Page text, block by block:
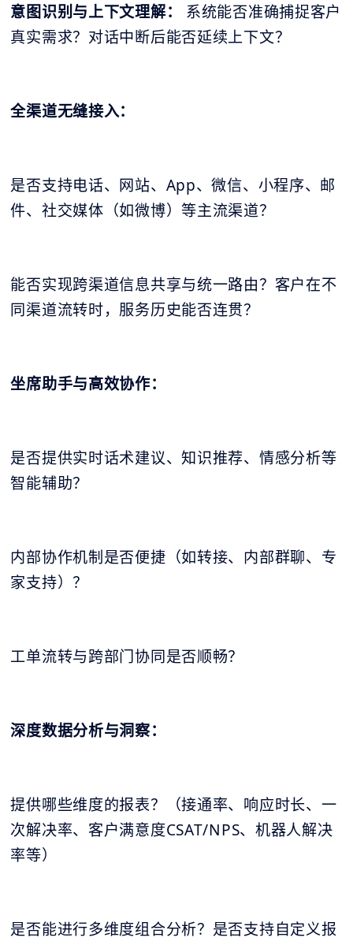
意图识别与上下文理解： 系统能否准确捕捉客户
真实需求？对话中断后能否延续上下文？
全渠道无缝接入：
是否支持电话、网站、App、微信、小程序、邮
件、社交媒体（如微博）等主流渠道？
能否实现跨渠道信息共享与统一路由？客户在不
同渠道流转时，服务历史能否连贯？
坐席助手与高效协作：
是否提供实时话术建议、知识推荐、情感分析等
智能辅助？
内部协作机制是否便捷（如转接、内部群聊、专
家支持）？
工单流转与跨部门协同是否顺畅？
深度数据分析与洞察：
提供哪些维度的报表？（接通率、响应时长、一
次解决率、客户满意度CSAT/NPS、机器人解决
率等）
是否能进行多维度组合分析？是否支持自定义报